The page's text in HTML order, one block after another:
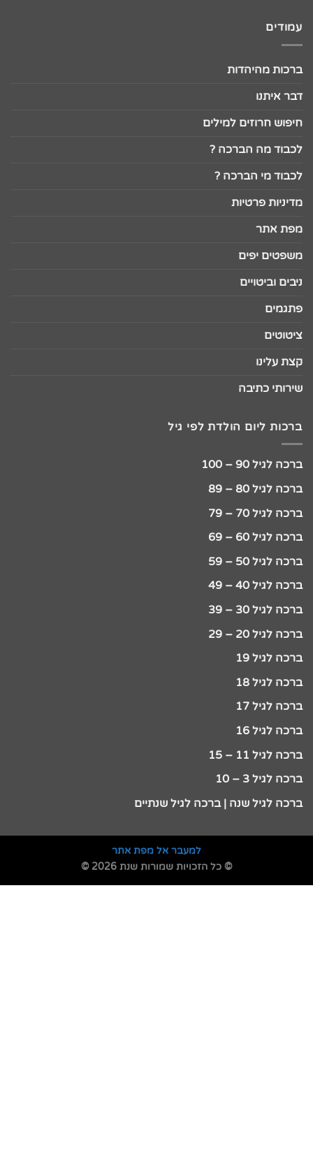
עמודים
ברכות מהיהדות
דבר איתנו
חיפוש חרוזים למילים
לכבוד מה הברכה ?
לכבוד מי הברכה ?
מדיניות פרטיות
מפת אתר
משפטים יפים
ניבים וביטויים
פתגמים
ציטוטים
קצת עלינו
שירותי כתיבה
ברכות ליום הולדת לפי גיל
ברכה לגיל 90 – 100
ברכה לגיל 80 – 89
ברכה לגיל 70 – 79
ברכה לגיל 60 – 69
ברכה לגיל 50 – 59
ברכה לגיל 40 – 49
ברכה לגיל 30 – 39
ברכה לגיל 20 – 29
ברכה לגיל 19
ברכה לגיל 18
ברכה לגיל 17
ברכה לגיל 16
ברכה לגיל 11 – 15
ברכה לגיל 3 – 10
ברכה לגיל שנה | ברכה לגיל שנתיים
למעבר אל מפת אתר
© כל הזכויות שמורות שנת 2026 ©